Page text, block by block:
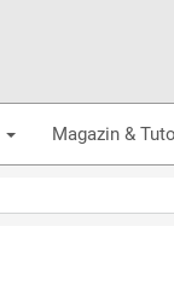
Magazin &